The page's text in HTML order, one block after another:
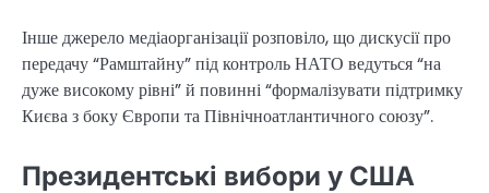
Інше джерело медіаорганізації розповіло, що дискусії про
передачу “Рамштайну” під контроль НАТО ведуться “на
дуже високому рівні” й повинні “формалізувати підтримку
Києва з боку Європи та Північноатлантичного союзу”.
Президентські вибори у США